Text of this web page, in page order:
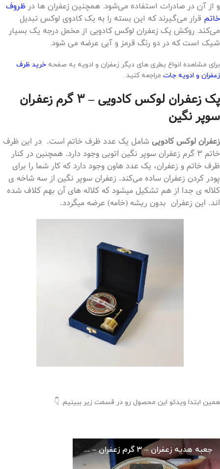
و از آن در صادرات استفاده می‌شود. همچنین زعفران ها در ظروف
خاتم قرار می‌گیرند که این بسته را به یک کادوی لوکس تبدیل
می‌کند. روکش پک زعفران لوکس کادویی از مخمل درجه یک بسیار
شیک است که در دو رنگ قرمز و آبی عرضه می شود.
برای مشاهده انواع بطری های دیگر زعفران و ادویه به صفحه خرید ظرف
زعفران و ادویه جات مراجعه کنید.
پک زعفران لوکس کادویی – 3 گرم زعفران
سوپر نگین
زعفران لوکس کادویی شامل یک عدد ظرف خاتم است. در این ظرف
خاتم 3 گرم زعفران سوپر نگین اتویی وجود دارد. همچنین در کنار
ظرف خاتم و زعفران، یک عدد هاون وجود دارد که کار شما را برای
پودر کردن زعفران ساده می‌کند. زعفران سوپر نگین از سه شاخه ی
کلاله ی جدا از هم تشکیل میشود که کلاله های آن بهم کلاف شده
اند. این زعفران بدون ریشه (خامه) عرضه میگردد.
همین ابتدا ویدئو این محصول رو در قسمت زیر ببینیم. 👇